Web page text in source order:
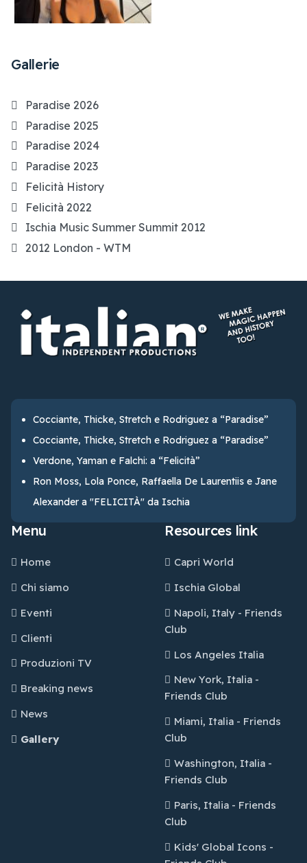
Gallerie
Paradise 2026
Paradise 2025
Paradise 2024
Paradise 2023
Felicità History
Felicità 2022
Ischia Music Summer Summit 2012
2012 London - WTM
Cocciante, Thicke, Stretch e Rodriguez a “Paradise”
Cocciante, Thicke, Stretch e Rodriguez a “Paradise”
Verdone, Yaman e Falchi: a “Felicità”
Ron Moss, Lola Ponce, Raffaella De Laurentiis e Jane
Alexander a "FELICITÀ" da Ischia
Menu
Home
Chi siamo
Eventi
Clienti
Produzioni TV
Breaking news
News
Gallery
Resources link
Capri World
Ischia Global
Napoli, Italy - Friends
Club
Los Angeles Italia
New York, Italia -
Friends Club
Miami, Italia - Friends
Club
Washington, Italia -
Friends Club
Paris, Italia - Friends
Club
Kids' Global Icons -